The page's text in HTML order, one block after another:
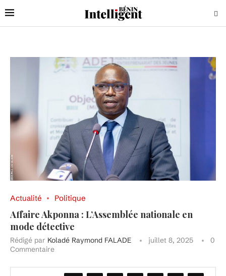
Actualité Politique
Affaire Akponna : L’Assemblée nationale en
mode détective
Rédigé par Koladé Raymond FALADE juillet 8, 2025
0
Commentaire